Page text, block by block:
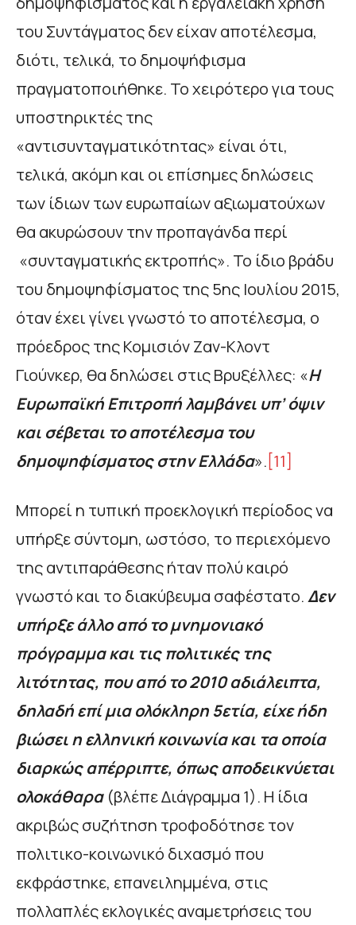
του Συντάγματος δεν είχαν αποτέλεσμα,
διότι, τελικά, το δημοψήφισμα
πραγματοποιήθηκε. Το χειρότερο για τους
υποστηρικτές της
«αντισυνταγματικότητας» είναι ότι,
τελικά, ακόμη και οι επίσημες δηλώσεις
των ίδιων των ευρωπαίων αξιωματούχων
θα ακυρώσουν την προπαγάνδα περί
«συνταγματικής εκτροπής». Το ίδιο βράδυ
του δημοψηφίσματος της 5ης Ιουλίου 2015,
όταν έχει γίνει γνωστό το αποτέλεσμα, ο
πρόεδρος της Κοµισιόν Ζαν-Κλοντ
Γιούνκερ, θα δηλώσει στις Βρυξέλλες: «Η
Ευρωπαϊκή Επιτροπήλαµβάνει υπ’ όψιν
και σέβεται το αποτέλεσµα του
δηµοψηφίσµατος στην Ελλάδα». [11]
Μπορεί η τυπική προεκλογική περίοδος να
υπήρξε σύντομη, ωστόσο, το περιεχόμενο
της αντιπαράθεσης ήταν πολύ καιρό
γνωστό και το διακύβευμα σαφέστατο.Δεν
υπήρξε άλλο από το μνημονιακό
πρόγραμμα και τις πολιτικές της
λιτότητας, που από το 2010 αδιάλειπτα,
δηλαδήεπί μια ολόκληρη 5ετία, είχε ήδη
βιώσειη ελληνική κοινωνία και τα οποία
διαρκώς απέρριπτε, όπως αποδεικνύεται
ολοκάθαρα (βλέπε Διάγραμμα 1). Η ίδια
ακριβώς συζήτηση τροφοδότησε τον
πολιτικο-κοινωνικό διχασμό που
εκφράστηκε, επανειλημμένα, στις
πολλαπλές εκλογικές αναμετρήσεις του